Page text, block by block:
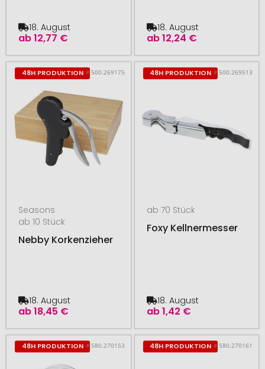
ab12,77 €
18. August
ab12,24 €
18. August
48H PRODUKTION # 500.269175
Seasons
ab 10 Stück
Nebby Korkenzieher
ab18,45 €
18. August
48H PRODUKTION # 500.269513
ab 70 Stück
Foxy Kellnermesser
ab1,42 €
18. August
48H PRODUKTION # 580.270153 48H PRODUKTION # 580.270161